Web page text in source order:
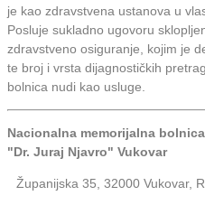
je kao zdravstvena ustanova u
Posluje sukladno ugovoru
zdravstveno osiguranje, kojim je
te broj i vrsta dijagnostičkih
bolnica nudi kao usluge.
Nacionalna memorijalna bolnica
"Dr. Juraj Njavro" Vukovar
Županijska 35, 32000 Vukovar,